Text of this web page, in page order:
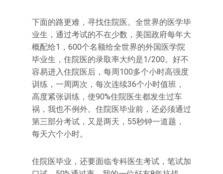
下面的路更难，寻找住院医。全世界的医学毕
业生，通过考试的不在少数，美国政府每年大
概配给1，600个名额给全世界的外国医学院
毕业生，住院医的录取率大约是1/200。好不
容易进入住院医后，每周100多个小时高强度
训练，一周两次，每次连续36个小时值班，
高度紧张训练，使90%住院医生都发生过车
祸，我也不例外。住院医毕业前，还必须通过
第三部分考试，又是两天，55秒钟一道题，
每天六个小时。
住院医毕业，还要面临专科医生考试，笔试加